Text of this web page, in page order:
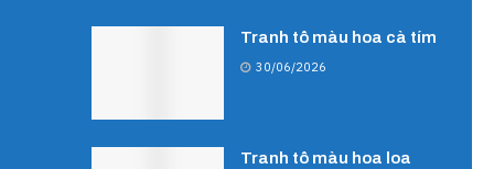
Tranh tô màu hoa cà tím
30/06/2026
Tranh tô màu hoa loa